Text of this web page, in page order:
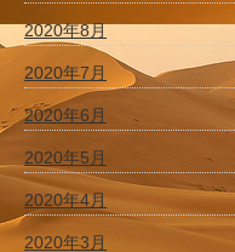
2020年8月
2020年7月
2020年6月
2020年5月
2020年4月
2020年3月